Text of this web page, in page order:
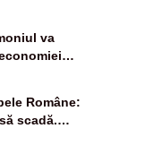
va
Române:
scadă.
în 4 zile